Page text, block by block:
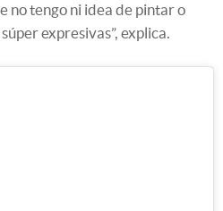
no tengo ni idea de pintar o
expresivas”, explica.